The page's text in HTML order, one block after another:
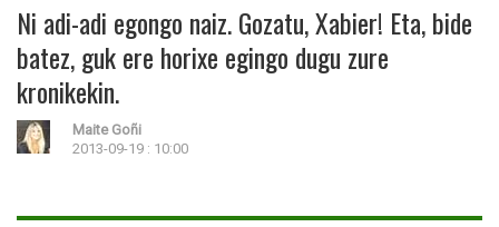
Ni adi-adi egongo naiz. Gozatu, Xabier! Eta, bide
batez, guk ere horixe egingo dugu zure
kronikekin.
Maite Goñi
2013-09-19 : 10:00